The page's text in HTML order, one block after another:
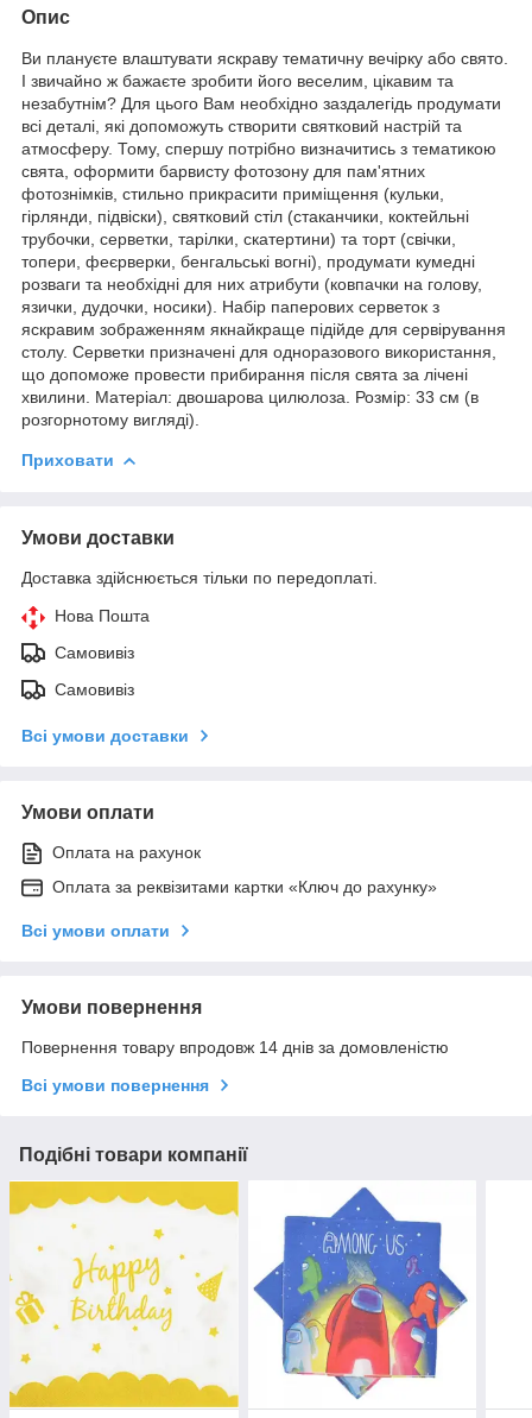
Опис
Ви плануєте влаштувати яскраву тематичну вечірку або свято.
І звичайно ж бажаєте зробити його веселим, цікавим та
незабутнім? Для цього Вам необхідно заздалегідь продумати
всі деталі, які допоможуть створити святковий настрій та
атмосферу. Тому, спершу потрібно визначитись з тематикою
свята, оформити барвисту фотозону для пам'ятних
фотознімків, стильно прикрасити приміщення (кульки,
гірлянди, підвіски), святковий стіл (стаканчики, коктейльні
трубочки, серветки, тарілки, скатертини) та торт (свічки,
топери, феєрверки, бенгальські вогні), продумати кумедні
розваги та необхідні для них атрибути (ковпачки на голову,
язички, дудочки, носики). Набір паперових серветок з
яскравим зображенням якнайкраще підійде для сервірування
столу. Серветки призначені для одноразового використання,
що допоможе провести прибирання після свята за лічені
хвилини. Матеріал: двошарова цилюлоза. Розмір: 33 см (в
розгорнотому вигляді).
Приховати
Умови доставки
Доставка здійснюється тільки по передоплаті.
Нова Пошта
Самовивіз
Самовивіз
Всі умови доставки
Умови оплати
Оплата на рахунок
Оплата за реквізитами картки «Ключ до рахунку»
Всі умови оплати
Умови повернення
Повернення товару впродовж 14 днів за домовленістю
Всі умови повернення
Подібні товари компанії